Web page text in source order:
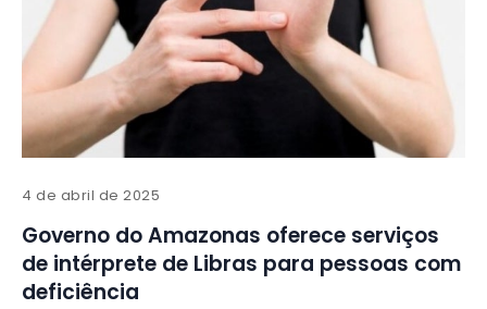
4 de abril de 2025
Governo do Amazonas oferece serviços
de intérprete de Libras para pessoas com
deficiência